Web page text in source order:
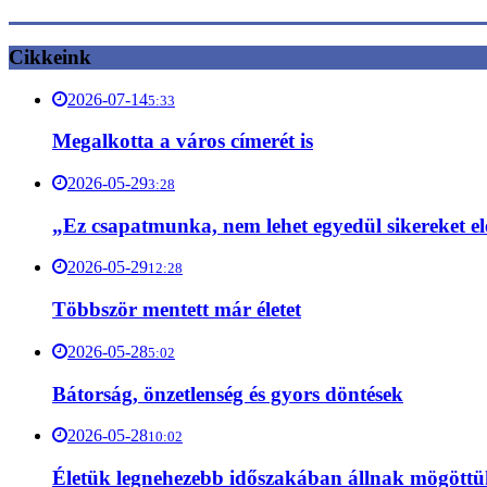
Cikkeink
2026-07-145:33
Megalkotta a város címerét is
2026-05-293:28
„Ez csapatmunka, nem lehet egyedül sikereket
2026-05-2912:28
Többször mentett már életet
2026-05-285:02
Bátorság, önzetlenség és gyors döntések
2026-05-2810:02
Életük legnehezebb időszakában állnak